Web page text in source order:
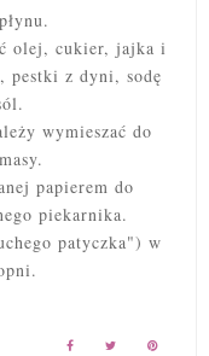
olej, cukier, jajka i
pestki z dyni, sodę
wymieszać do
papierem do
piekarnika.
patyczka") w